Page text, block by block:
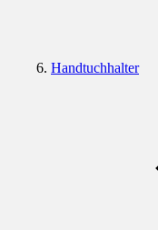
Handtuchhalter